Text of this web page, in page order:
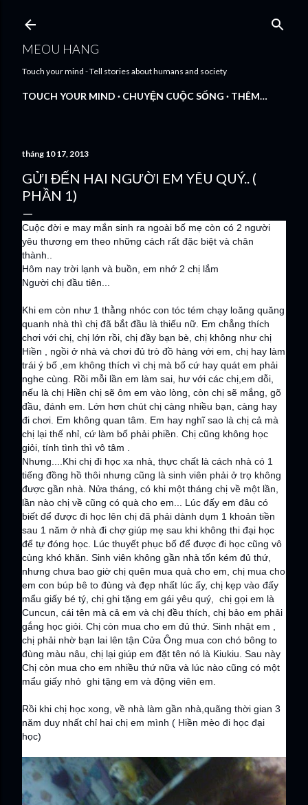
MEOU HANG
Touch your mind - Tell stories about humans and society
TOUCH YOUR MIND CHUYỆN CUỘC SỐNG THÊM…
tháng 10 17, 2013
GỬI ĐẾN HAI NGƯỜI EM YÊU QUÝ.. (
PHẦN 1)
Cuộc đời e may mắn sinh ra ngoài bố mẹ còn có 2 người
yêu thương em theo những cách rất đặc biệt và chân
thành..
Hôm nay trời lạnh và buồn, em nhớ 2 chị lắm
Người chị đầu tiên...
Khi em còn như 1 thằng nhóc con tóc tém chạy loăng quăng
quanh nhà thì chị đã bắt đầu là thiếu nữ. Em chẳng thích
chơi với chị, chị lớn rồi, chị đầy bạn bè, chị không như chị
Hiền , ngồi ở nhà và chơi đủ trò đồ hàng với em, chị hay làm
trái ý bố ,em không thích vì chị mà bố cứ hay quát em phải
nghe cùng. Rồi mỗi lần em làm sai, hư với các chị,em dỗi,
nếu là chị Hiền chị sẽ ôm em vào lòng, còn chị sẽ mắng, gõ
đầu, đánh em. Lớn hơn chút chị càng nhiều bạn, càng hay
đi chơi. Em không quan tâm. Em hay nghĩ sao là chị cả mà
chị lại thế nhỉ, cứ làm bố phải phiền. Chị cũng không học
giỏi, tính tình thì vô tâm .
Nhưng....Khi chị đi học xa nhà, thực chất là cách nhà có 1
tiếng đồng hồ thôi nhưng cũng là sinh viên phải ở trọ không
được gần nhà. Nửa tháng, có khi một tháng chị về một lần,
lần nào chị về cũng có quà cho em... Lúc đấy em đâu có
biết để được đi học lên chị đã phải dành dụm 1 khoản tiền
sau 1 năm ở nhà đi chợ giúp mẹ sau khi không thi đại học
để tự đóng học. Lúc thuyết phục bố để được đi học cũng vô
cùng khó khăn. Sinh viên không gần nhà tốn kém đủ thứ,
nhưng chưa bao giờ chị quên mua quà cho em, chị mua cho
em con búp bê to đùng và đẹp nhất lúc ấy, chị kẹp vào đấy
mẩu giấy bé tý, chị ghi tặng em gái yêu quý, chị gọi em là
Cuncun, cái tên mà cả em và chị đều thích, chị bảo em phải
gắng học giỏi. Chị còn mua cho em đủ thứ. Sinh nhật em ,
chị phải nhờ bạn lai lên tận Cửa Ông mua con chó bông to
đùng màu nâu, chị lại giúp em đặt tên nó là Kiukiu. Sau này
Chị còn mua cho em nhiều thứ nữa và lúc nào cũng có một
mẩu giấy nhỏ ghi tặng em và động viên em.
Rồi khi chị học xong, về nhà làm gần nhà,quãng thời gian 3
năm duy nhất chỉ hai chị em mình ( Hiền mèo đi học đại
học)